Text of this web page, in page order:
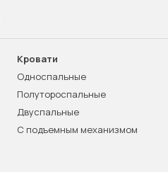
Кровати
Односпальные
Полутороспальные
Двуспальные
С подъемным механизмом